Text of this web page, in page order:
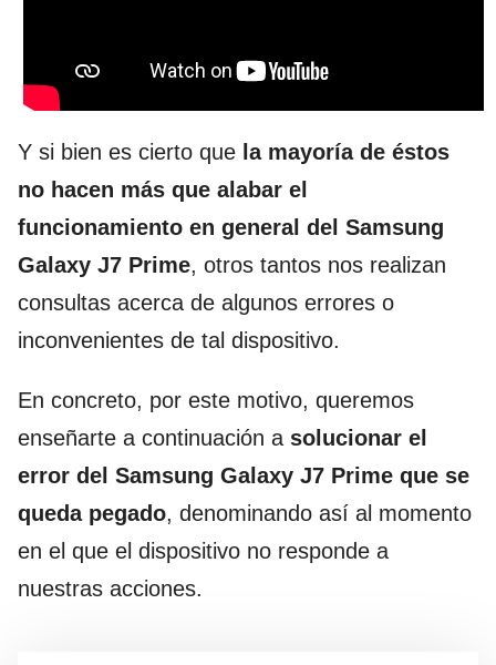
Y si bien es cierto que la mayoría de éstos
no hacen más que alabar el
funcionamiento en general del Samsung
Galaxy J7 Prime, otros tantos nos realizan
consultas acerca de algunos errores o
inconvenientes de tal dispositivo.
En concreto, por este motivo, queremos
enseñarte a continuación a solucionar el
error del Samsung Galaxy J7 Prime que se
queda pegado, denominando así al momento
en el que el dispositivo no responde a
nuestras acciones.